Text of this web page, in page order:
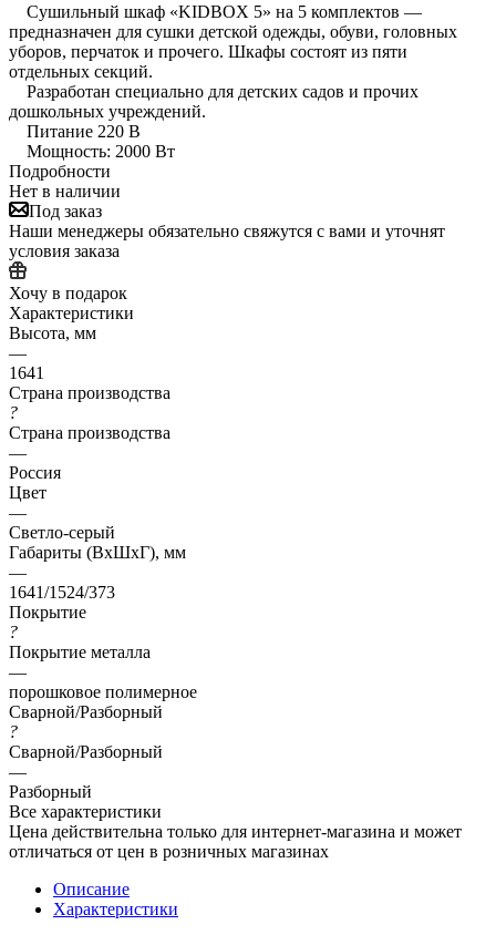
Сушильный шкаф «KIDBOX 5» на 5 комплектов —
предназначен для сушки детской одежды, обуви, головных
уборов, перчаток и прочего. Шкафы состоят из пяти
отдельных секций.
Разработан специально для детских садов и прочих
дошкольных учреждений.
Питание 220 В
Мощность: 2000 Вт
Подробности
Нет в наличии
Под заказ
Наши менеджеры обязательно свяжутся с вами и уточнят
условия заказа
Хочу в подарок
Характеристики
Высота, мм
—
1641
Страна производства
?
Страна производства
—
Россия
Цвет
—
Светло-серый
Габариты (ВхШхГ), мм
—
1641/1524/373
Покрытие
?
Покрытие металла
—
порошковое полимерное
Сварной/Разборный
?
Сварной/Разборный
—
Разборный
Все характеристики
Цена действительна только для интернет-магазина и может
отличаться от цен в розничных магазинах
Описание
Характеристики